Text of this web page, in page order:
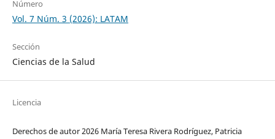
Número
Vol. 7 Núm. 3 (2026): LATAM
Sección
Ciencias de la Salud
Licencia
Derechos de autor 2026 María Teresa Rivera Rodríguez, Patricia